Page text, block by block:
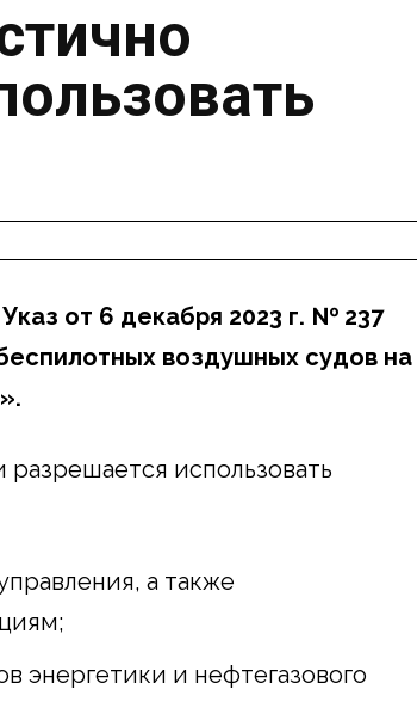
Указ от 6 декабря 2023 г. № 237
воздушных судов на
использовать
а также
энергетики и нефтегазового